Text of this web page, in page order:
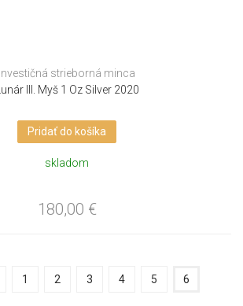
Investičná strieborná minca
Lunár III. Myš 1 Oz Silver 2020
Pridať do košíka
skladom
180,00 €
1 2 3 4 5 6